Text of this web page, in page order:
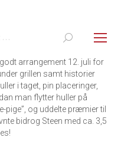
arrangement 12. juli for
grillen samt historier
i taget, pin placeringer,
man flytter huller på
pige”, og uddelte præmier til
bidrog Steen med ca. 3,5